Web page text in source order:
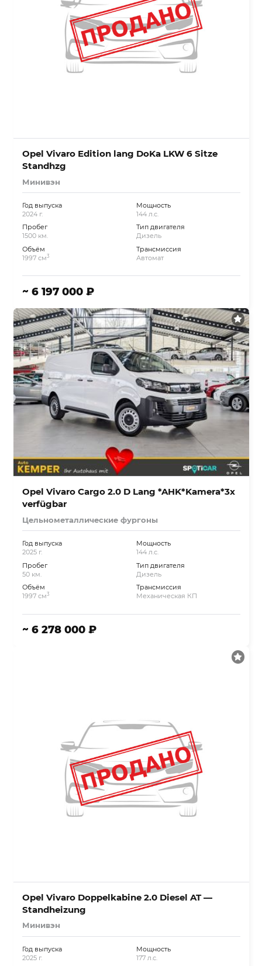
Opel Vivaro Edition lang DoKa LKW 6 Sitze
Standhzg
Минивэн
Год выпуска
2024 г.
Пробег
1500 км.
Объём
1997 см3
Мощность
144 л.с.
Тип двигателя
Дизель
Трансмиссия
Автомат
~ 6 197 000 ₽
Opel Vivaro Cargo 2.0 D Lang *AHK*Kamera*3x
verfügbar
Цельнометаллические фургоны
Год выпуска
2025 г.
Пробег
50 км.
Объём
1997 см3
Мощность
144 л.с.
Тип двигателя
Дизель
Трансмиссия
Механическая КП
~ 6 278 000 ₽
Opel Vivaro Doppelkabine 2.0 Diesel AT —
Standheizung
Минивэн
Год выпуска
2025 г.
Мощность
177 л.с.